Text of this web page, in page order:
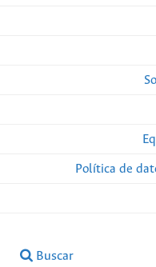
Política de
Buscar